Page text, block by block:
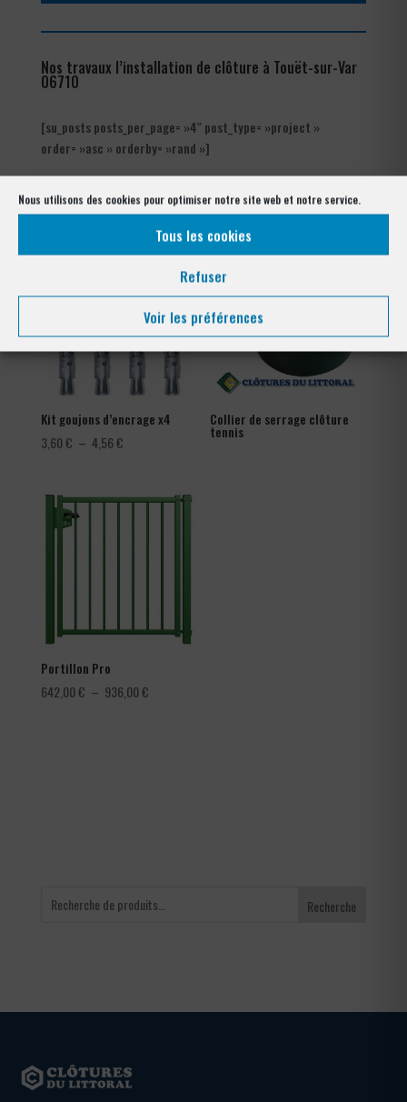
Nous utilisons des cookies pour optimiser notre site web et notre service.
Tous les cookies
Refuser
Voir les préférences
Nos travaux l’installation de clôture à Touët-sur-Var
06710
[su_posts posts_per_page= »4″ post_type= »project »
order= »asc » orderby= »rand »]
Nos références posés
à Touët-sur-Var 06710
Kit goujons d’encrage x4
3,60€ – 4,56€Plage
3,60 €
Collier de serrage clôture
tennis
Portillon Pro
642,00€ – 936,00€Plage
Recherche